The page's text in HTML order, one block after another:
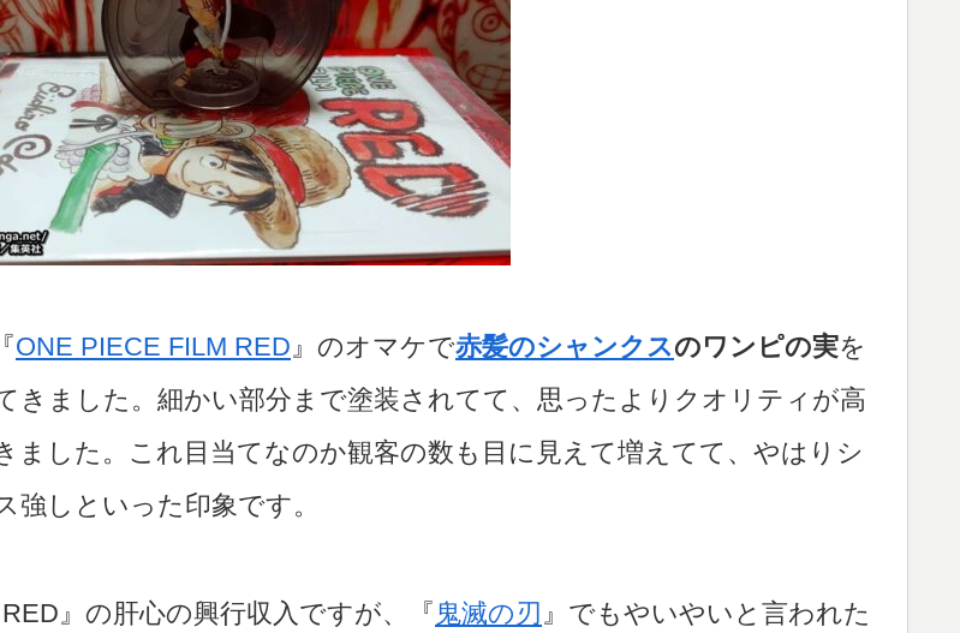
ONE PIECE FILM RED』のオマケで赤髪のシャンクスのワンピの実を
きました。細かい部分まで塗装されてて、思ったよりクオリティが高
ました。これ目当てなのか観客の数も目に見えて増えてて、やはりシ
強しといった印象です。
RED』の肝心の興行収入ですが、『 鬼滅の刃 』でもやいやいと言われた